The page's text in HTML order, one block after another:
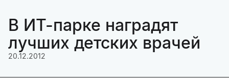
В ИТ-парке наградят
лучших детских врачей
20.12.2012